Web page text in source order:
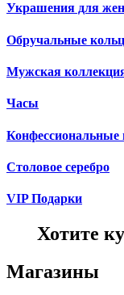
Украшения для
Обручальные
Мужская
Часы
Конфессиональные
Столовое серебро
VIP Подарки
Хотите
Магазины